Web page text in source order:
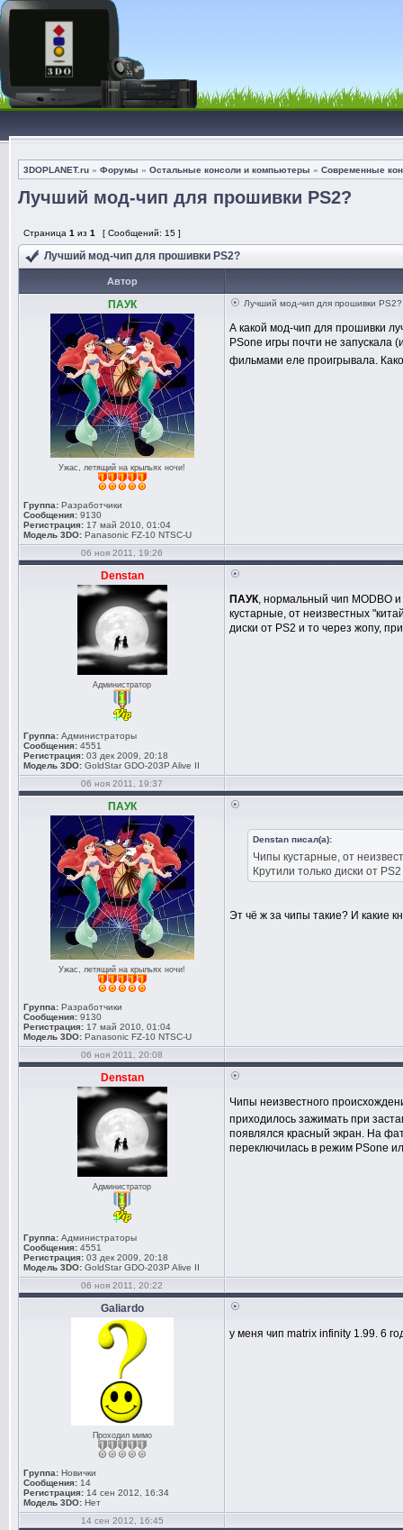
3DOPLANET.ru » Форумы » Остальные консоли и компьютеры » Современные
Лучший мод-чип для прошивки PS2?
Страница 1 из 1 [ Сообщений: 15 ]
Лучший мод-чип для прошивки PS2?
Автор
ПАУК
Ужас, летящий на крыльях ночи!
Группа: Разработчики
Сообщения: 9130
Регистрация: 17 май 2010, 01:04
Модель 3DO: Panasonic FZ-10 NTSC-U
Лучший мод-чип для прошивки PS2?
А какой мод-чип для прошивки
PSone игры почти не запускала
фильмами еле проигрывала.
06 ноя 2011, 19:26
Denstan
Администратор
Группа: Администраторы
Сообщения: 4551
Регистрация: 03 дек 2009, 20:18
Модель 3DO: GoldStar GDO-203P Alive II
ПАУК, нормальный чип MODBO
кустарные, от неизвестных
диски от PS2 и то через жопу,
06 ноя 2011, 19:37
ПАУК
Ужас, летящий на крыльях ночи!
Группа: Разработчики
Сообщения: 9130
Регистрация: 17 май 2010, 01:04
Модель 3DO: Panasonic FZ-10 NTSC-U
Denstan писал(а):
Чипы кустарные, от
Крутили только диски от
Эт чё ж за чипы такие? И какие
06 ноя 2011, 20:08
Denstan
Администратор
Группа: Администраторы
Сообщения: 4551
Регистрация: 03 дек 2009, 20:18
Модель 3DO: GoldStar GDO-203P Alive II
Чипы неизвестного
приходилось зажимать при
появлялся красный экран. На
переключилась в режим PSone
06 ноя 2011, 20:22
Galiardo
Проходил мимо
Группа: Новички
Сообщения: 14
Регистрация: 14 сен 2012, 16:34
Модель 3DO: Нет
у меня чип matrix infinity 1.99. 6
14 сен 2012, 16:45